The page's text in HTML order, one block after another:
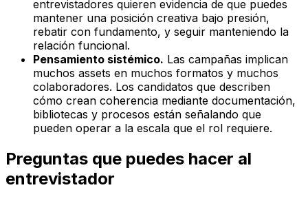
entrevistadores quieren evidencia de que puedes
mantener una posición creativa bajo presión,
rebatir con fundamento, y seguir manteniendo la
relación funcional.
Pensamiento sistémico. Las campañas implican
muchos assets en muchos formatos y muchos
colaboradores. Los candidatos que describen
cómo crean coherencia mediante documentación,
bibliotecas y procesos están señalando que
pueden operar a la escala que el rol requiere.
Preguntas que puedes hacer al
entrevistador